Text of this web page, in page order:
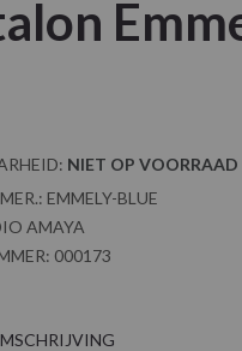
NIET OP VOORRAAD
EMMELY-BLUE
AMAYA
000173